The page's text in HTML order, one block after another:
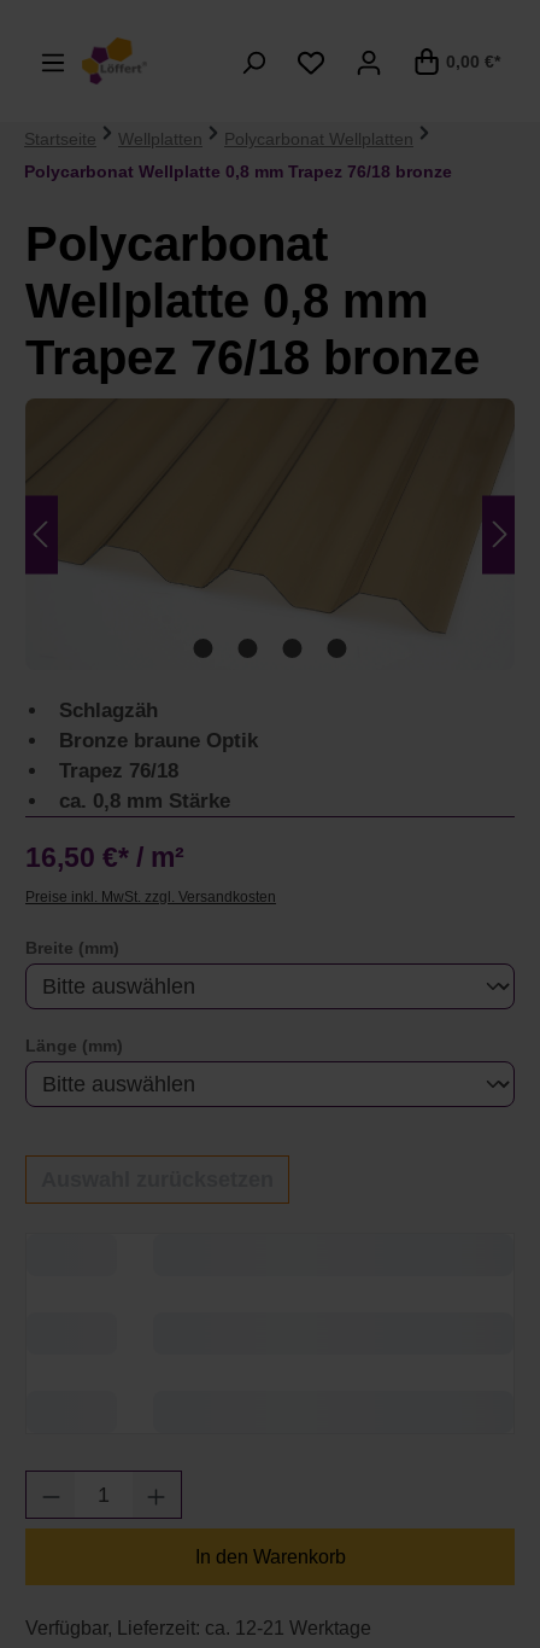
0,00 €*
Startseite Wellplatten
Polycarbonat Wellplatten
Polycarbonat Wellplatte 0,8 mm Trapez 76/18 bronze
Polycarbonat
Wellplatte 0,8 mm
Trapez 76/18 bronze
Schlagzäh
Bronze braune Optik
Trapez 76/18
ca. 0,8 mm Stärke
16,50 €* / m²
Preise inkl. MwSt. zzgl. Versandkosten
Breite (mm)
Länge (mm)
Produkt Anzahl: Gib den gewünschten
In den Warenkorb
Verfügbar, Lieferzeit: ca. 12-21 Werktage